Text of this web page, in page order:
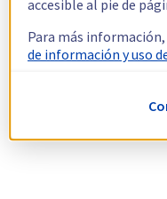
accesible al pie de
Para más
de información y uso